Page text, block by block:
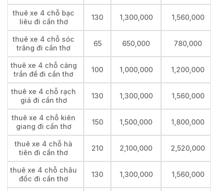
thuê xe 4 chỗ bạc
liêu đi cần thơ
130 1,300,000 1,560,000
thuê xe 4 chỗ sóc
trăng đi cần thơ
65 650,000 780,000
thuê xe 4 chỗ cảng
trần đề đi cần thơ
100 1,000,000 1,200,000
thuê xe 4 chỗ rạch
giá đi cần thơ
130 1,300,000 1,560,000
thuê xe 4 chỗ kiên
giang đi cần thơ
150 1,500,000 1,800,000
thuê xe 4 chỗ hà
tiên đi cần thơ
210 2,100,000 2,520,000
thuê xe 4 chỗ châu
đốc đi cần thơ
130 1,300,000 1,560,000